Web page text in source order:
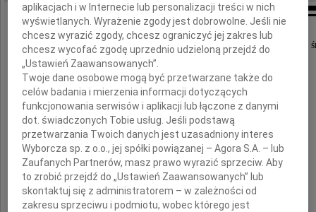
Z głębokim bólem i żalem przyjęliśmy wiadomość o
Jana Butkiewicza
Przyjaciela o wielkim sercu
Rodzinie i Najbliższym
aplikacjach i w Internecie lub personalizacji treści w nich
wyświetlanych. Wyrażenie zgody jest dobrowolne. Jeśli nie
chcesz wyrazić zgody, chcesz ograniczyć jej zakres lub
chcesz wycofać zgodę uprzednio udzieloną przejdź do
„Ustawień Zaawansowanych”.
Twoje dane osobowe mogą być przetwarzane także do
celów badania i mierzenia informacji dotyczących
funkcjonowania serwisów i aplikacji lub łączone z danymi
dot. świadczonych Tobie usług. Jeśli podstawą
przetwarzania Twoich danych jest uzasadniony interes
Wyborcza sp. z o.o., jej spółki powiązanej – Agora S.A. – lub
Zaufanych Partnerów, masz prawo wyrazić sprzeciw. Aby
to zrobić przejdź do „Ustawień Zaawansowanych” lub
skontaktuj się z administratorem – w zależności od
zakresu sprzeciwu i podmiotu, wobec którego jest